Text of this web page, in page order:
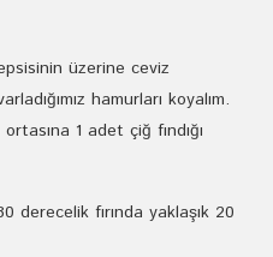
üzerine ceviz
hamurları koyalım.
1 adet çiğ fındığı
derecelik fırında yaklaşık 20